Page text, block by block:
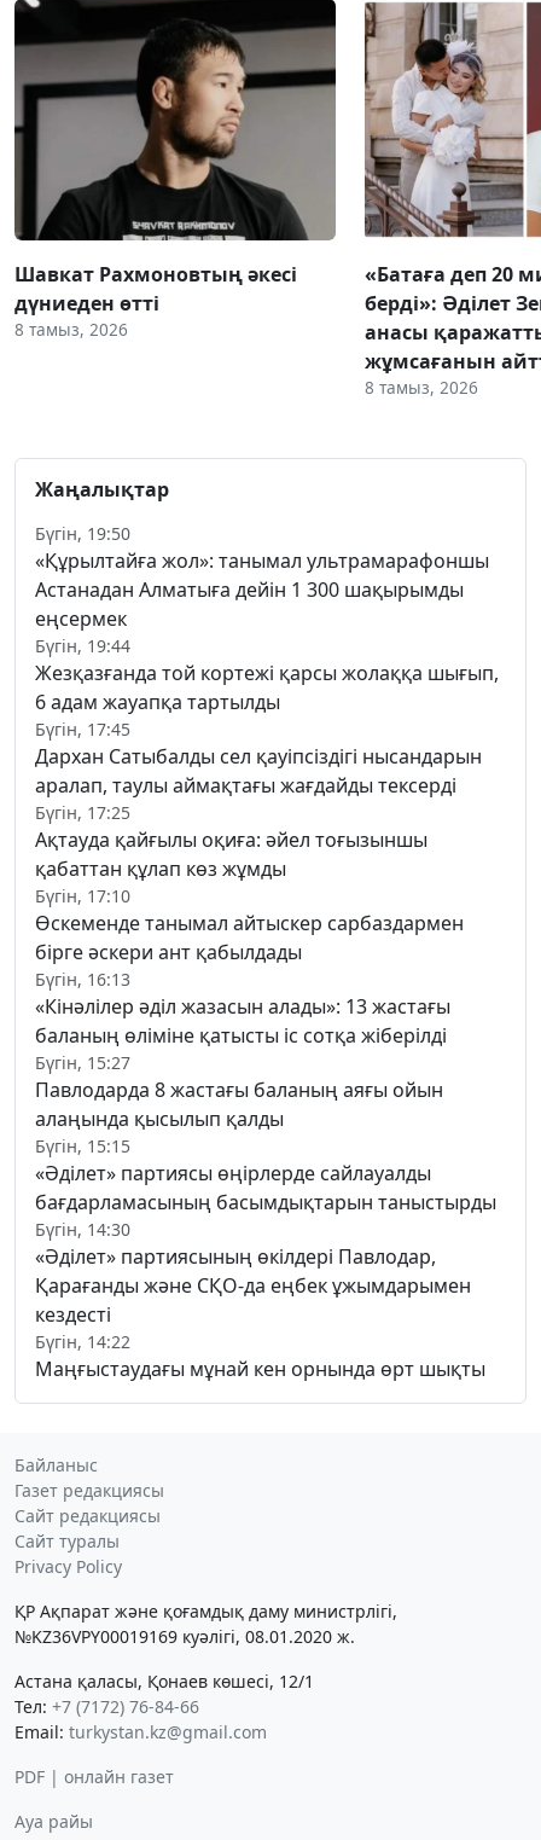
Шавкат Рахмоновтың әкесі
дүниеден өтті
8 тамыз, 2026
«Батаға деп 20
берді»: Әділет
анасы
жұмсағанын
8 тамыз, 2026
Жаңалықтар
Бүгін, 19:50
«Құрылтайға жол»: танымал ультрамарафоншы
Астанадан Алматыға дейін 1 300 шақырымды
еңсермек
Бүгін, 19:44
Жезқазғанда той кортежі қарсы жолаққа шығып,
6 адам жауапқа тартылды
Бүгін, 17:45
Дархан Сатыбалды сел қауіпсіздігі нысандарын
аралап, таулы аймақтағы жағдайды тексерді
Бүгін, 17:25
Ақтауда қайғылы оқиға: әйел тоғызыншы
қабаттан құлап көз жұмды
Бүгін, 17:10
Өскеменде танымал айтыскер сарбаздармен
бірге әскери ант қабылдады
Бүгін, 16:13
«Кінәлілер әділ жазасын алады»: 13 жастағы
баланың өліміне қатысты іс сотқа жіберілді
Бүгін, 15:27
Павлодарда 8 жастағы баланың аяғы ойын
алаңында қысылып қалды
Бүгін, 15:15
«Әділет» партиясы өңірлерде сайлауалды
бағдарламасының басымдықтарын таныстырды
Бүгін, 14:30
«Әділет» партиясының өкілдері Павлодар,
Қарағанды және СҚО-да еңбек ұжымдарымен
кездесті
Бүгін, 14:22
Маңғыстаудағы мұнай кен орнында өрт шықты
Байланыс
Газет редакциясы
Сайт редакциясы
Сайт туралы
Privacy Policy
ҚР Ақпарат және қоғамдық даму министрлігі,
№KZ36VPY00019169 куәлігі, 08.01.2020 ж.
Астана қаласы, Қонаев көшесі, 12/1
Тел: +7 (7172) 76-84-66
Email: turkystan.kz@gmail.com
PDF | онлайн газет
Ауа райы